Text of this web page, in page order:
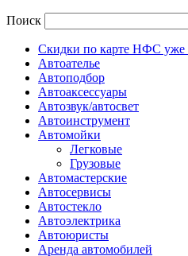
Поиск
Скидки по карте НФС уже
Автоателье
Автоподбор
Автоаксессуары
Автозвук/автосвет
Автоинструмент
Автомойки
Легковые
Грузовые
Автомастерские
Автосервисы
Автостекло
Автоэлектрика
Автоюристы
Аренда автомобилей